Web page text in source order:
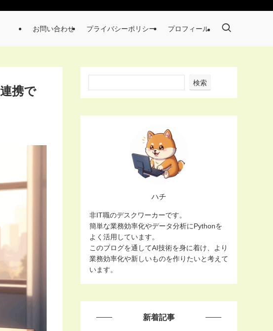
お問い合わせ プライバシーポリシー プロフィール
携で
検索
ハチ
非IT職のデスクワーカーです。
簡単な業務効率化やデータ分析にPythonを
よく活用しています。
このブログを通してAI技術を身に着け、より
業務効率化や新しいものを作りたいと考えて
います。
新着記事